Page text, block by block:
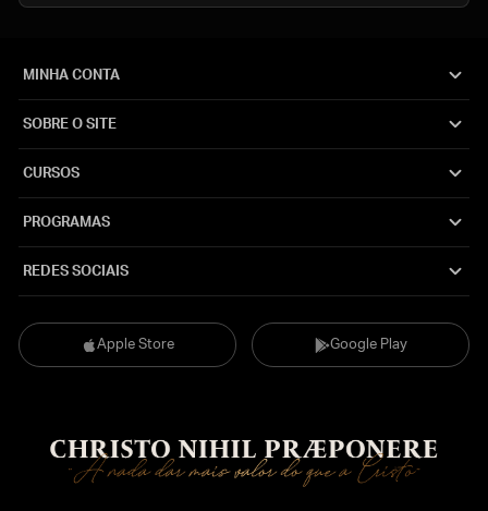
Apple Store Google Play
MINHA CONTA
SOBRE O SITE
CURSOS
PROGRAMAS
REDES SOCIAIS